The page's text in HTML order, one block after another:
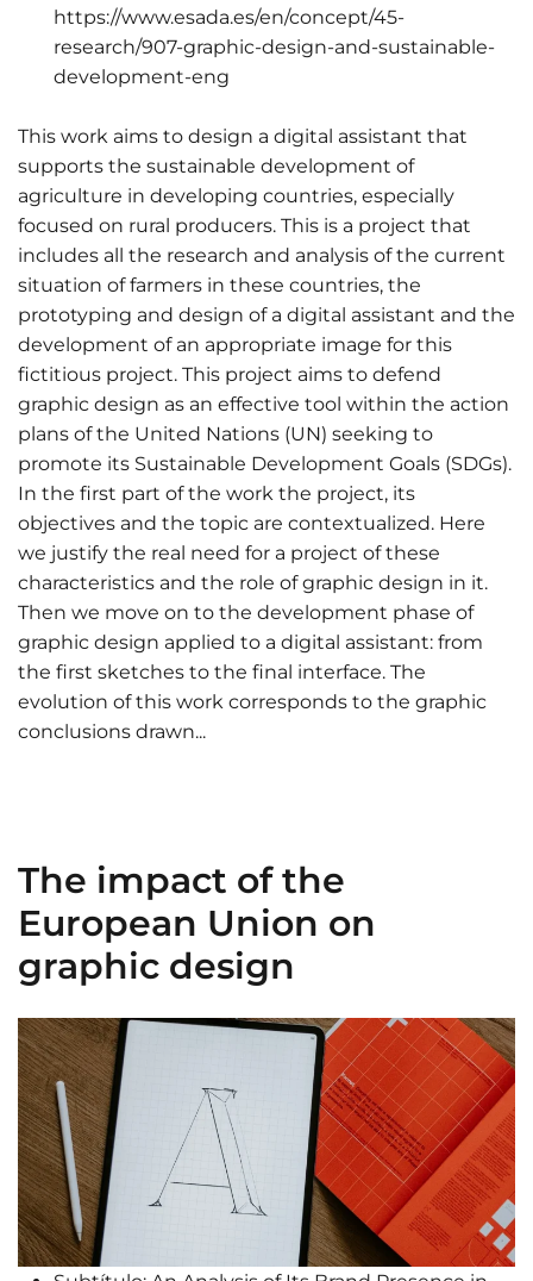
https://www.esada.es/en/concept/45-
research/907-graphic-design-and-sustainable-
development-eng
This work aims to design a digital assistant that
supports the sustainable development of
agriculture in developing countries, especially
focused on rural producers. This is a project that
includes all the research and analysis of the current
situation of farmers in these countries, the
prototyping and design of a digital assistant and the
development of an appropriate image for this
fictitious project. This project aims to defend
graphic design as an effective tool within the action
plans of the United Nations (UN) seeking to
promote its Sustainable Development Goals (SDGs).
In the first part of the work the project, its
objectives and the topic are contextualized. Here
we justify the real need for a project of these
characteristics and the role of graphic design in it.
Then we move on to the development phase of
graphic design applied to a digital assistant: from
the first sketches to the final interface. The
evolution of this work corresponds to the graphic
conclusions drawn...
The impact of the
European Union on
graphic design